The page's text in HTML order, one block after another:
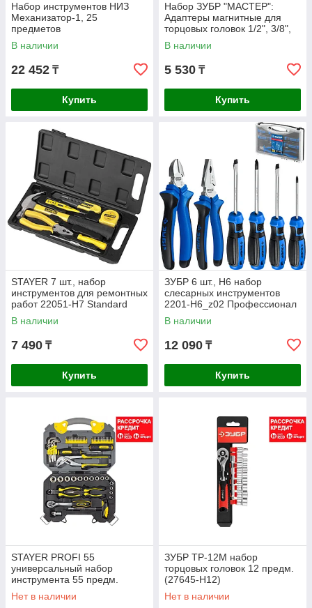
Набор инструментов НИЗ
Механизатор-1, 25
предметов
В наличии
22 452 ₸
Купить
Набор ЗУБР "МАСТЕР":
Адаптеры магнитные для
торцовых головок 1/2", 3/8",
1/4", 3шт (27712-H3)
В наличии
5 530 ₸
Купить
STAYER 7 шт., набор
инструментов для ремонтных
работ 22051-H7 Standard
В наличии
7 490 ₸
Купить
ЗУБР 6 шт., Н6 набор
слесарных инструментов
2201-H6_z02 Профессионал
В наличии
12 090 ₸
Купить
STAYER PROFI 55
универсальный набор
инструмента 55 предм.
(27710-H56)
Нет в наличии
ЗУБР ТР-12М набор
торцовых головок 12 предм.
(27645-H12)
Нет в наличии